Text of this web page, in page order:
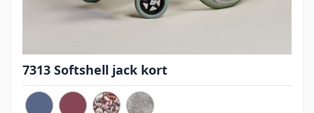
7313 Softshell jack kort